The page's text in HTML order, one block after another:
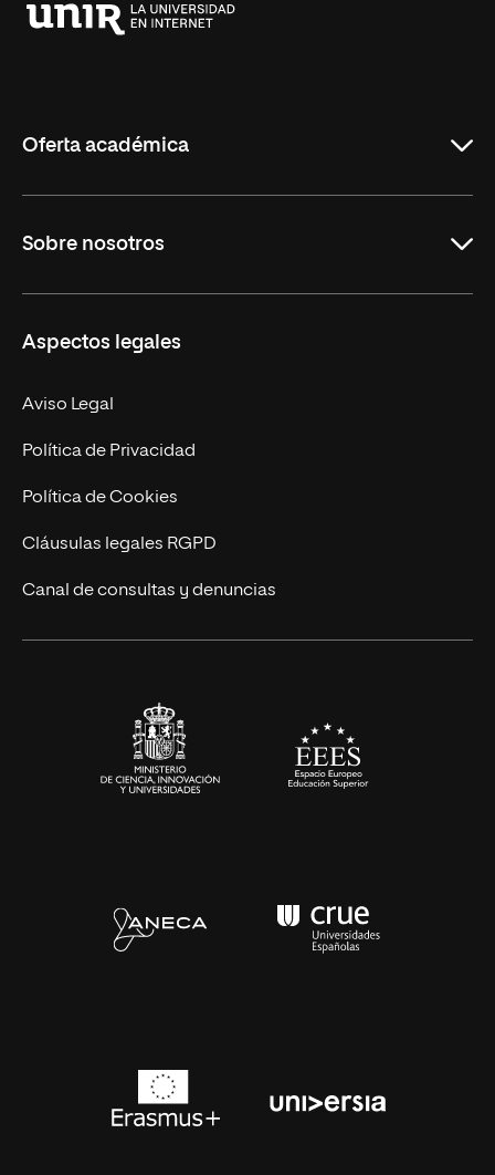
Oferta académica
Másteres Oficiales
Doctorados
Experto Universitario
Postgrados
Cursos Universitarios
Sobre nosotros
Facultades
Nuestro Equipo
Trabaja en UNIR
Actualidad
UNIR Revista
Eventos
Aspectos legales
Aviso Legal
Política de Privacidad
Política de Cookies
Cláusulas legales RGPD
Canal de consultas y denuncias